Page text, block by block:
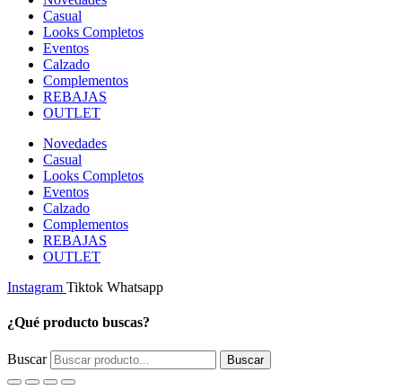
Casual
Looks Completos
Eventos
Calzado
Complementos
REBAJAS
OUTLET
Novedades
Casual
Looks Completos
Eventos
Calzado
Complementos
REBAJAS
OUTLET
Instagram Tiktok Whatsapp
¿Qué producto buscas?
Buscar Buscar